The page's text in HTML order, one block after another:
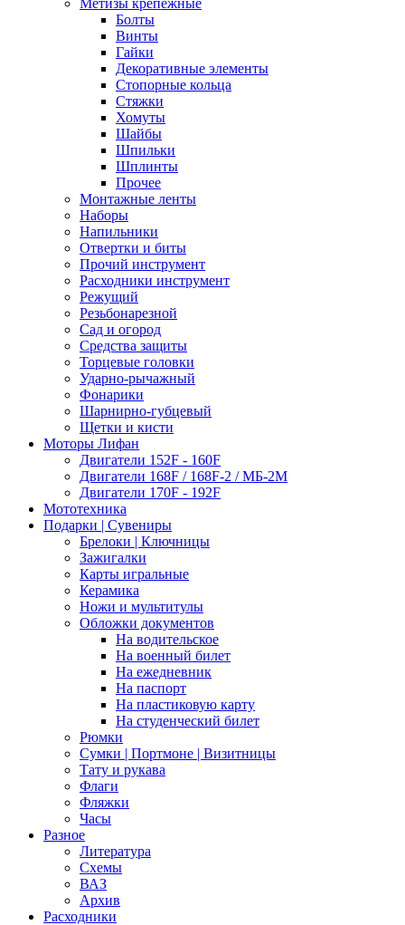
Метизы крепежные
Болты
Винты
Гайки
Декоративные элементы
Стопорные кольца
Стяжки
Хомуты
Шайбы
Шпильки
Шплинты
Прочее
Монтажные ленты
Наборы
Напильники
Отвертки и биты
Прочий инструмент
Расходники инструмент
Режущий
Резьбонарезной
Сад и огород
Средства защиты
Торцевые головки
Ударно-рычажный
Фонарики
Шарнирно-губцевый
Щетки и кисти
Моторы Лифан
Двигатели 152F - 160F
Двигатели 168F / 168F-2 / МБ-2М
Двигатели 170F - 192F
Мототехника
Подарки | Сувениры
Брелоки | Ключницы
Зажигалки
Карты игральные
Керамика
Ножи и мультитулы
Обложки документов
На водительское
На военный билет
На ежедневник
На паспорт
На пластиковую карту
На студенческий билет
Рюмки
Сумки | Портмоне | Визитницы
Тату и рукава
Флаги
Фляжки
Часы
Разное
Литература
Схемы
ВАЗ
Архив
Расходники